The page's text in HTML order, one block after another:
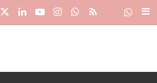
LinkedinYouTubeInstagramWhatsApp
RSS Suivre